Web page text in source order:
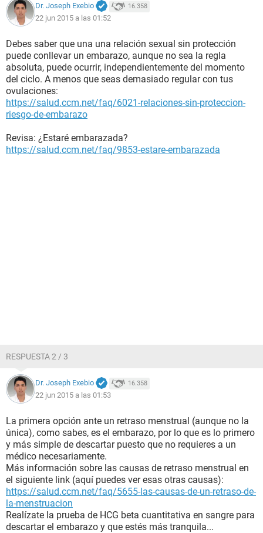
Dr. Joseph Exebio 16.358
22 jun 2015 a las 01:52
Debes saber que una una relación sexual sin protección
puede conllevar un embarazo, aunque no sea la regla
absoluta, puede ocurrir, independientemente del momento
del ciclo. A menos que seas demasiado regular con tus
ovulaciones:
https://salud.ccm.net/faq/6021-relaciones-sin-proteccion-
riesgo-de-embarazo
Revisa: ¿Estaré embarazada?
https://salud.ccm.net/faq/9853-estare-embarazada
RESPUESTA 2 / 3
Dr. Joseph Exebio 16.358
22 jun 2015 a las 01:53
La primera opción ante un retraso menstrual (aunque no la
única), como sabes, es el embarazo, por lo que es lo primero
y más simple de descartar puesto que no requieres a un
médico necesariamente.
Más información sobre las causas de retraso menstrual en
el siguiente link (aquí puedes ver esas otras causas):
https://salud.ccm.net/faq/5655-las-causas-de-un-retraso-de-
la-menstruacion
Realízate la prueba de HCG beta cuantitativa en sangre para
descartar el embarazo y que estés más tranquila...